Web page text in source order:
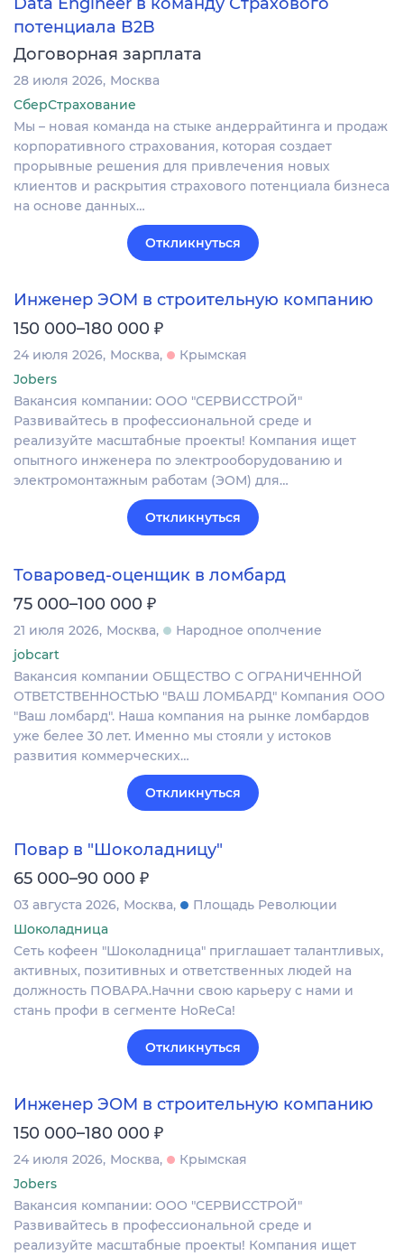
потенциала B2B
Договорная зарплата
28 июля 2026 Москва
СберСтрахование
Мы – новая команда на стыке андеррайтинга и продаж
корпоративного страхования, которая создает
прорывные решения для привлечения новых
клиентов и раскрытия страхового потенциала бизнеса
на основе данных…
Откликнуться
Инженер ЭОМ в строительную компанию
150 000–180 000 ₽
24 июля 2026 Москва
Крымская
Jobers
Вакансия компании: ООО "СЕРВИССТРОЙ"
Развивайтесь в профессиональной среде и
реализуйте масштабные проекты! Компания ищет
опытного инженера по электрооборудованию и
электромонтажным работам (ЭОМ) для…
Откликнуться
Товаровед-оценщик в ломбард
75 000–100 000 ₽
21 июля 2026 Москва
Народное ополчение
jobcart
Вакансия компании ОБЩЕСТВО С ОГРАНИЧЕННОЙ
ОТВЕТСТВЕННОСТЬЮ "ВАШ ЛОМБАРД" Компания ООО
"Ваш ломбард". Наша компания на рынке ломбардов
уже белее 30 лет. Именно мы стояли у истоков
развития коммерческих…
Откликнуться
Повар в "Шоколадницу"
65 000–90 000 ₽
03 августа 2026 Москва
Площадь Революции
Шоколадница
Сеть кофеен "Шоколадница" приглашает талантливых,
активных, позитивных и ответственных людей на
должность ПОВАРА.Начни свою карьеру с нами и
стань профи в сегменте HoReCa!
Откликнуться
Инженер ЭОМ в строительную компанию
150 000–180 000 ₽
24 июля 2026 Москва
Крымская
Jobers
Вакансия компании: ООО "СЕРВИССТРОЙ"
Развивайтесь в профессиональной среде и
реализуйте масштабные проекты! Компания ищет